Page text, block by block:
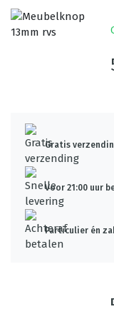
Gratis
Voor 21:00 uur
Particulier én